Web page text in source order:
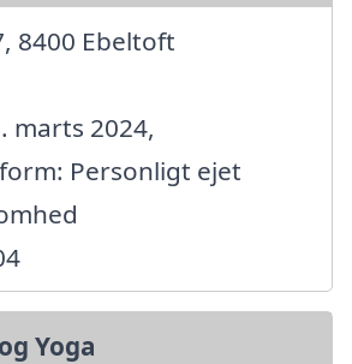
8400 Ebeltoft
marts 2024,
Personligt ejet
Yoga